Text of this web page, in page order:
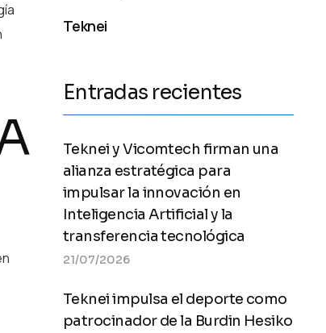
Teknei
Entradas recientes
Teknei y Vicomtech firman una
alianza estratégica para
impulsar la innovación en
Inteligencia Artificial y la
transferencia tecnológica
21/07/2026
Teknei impulsa el deporte como
patrocinador de la Burdin Hesiko